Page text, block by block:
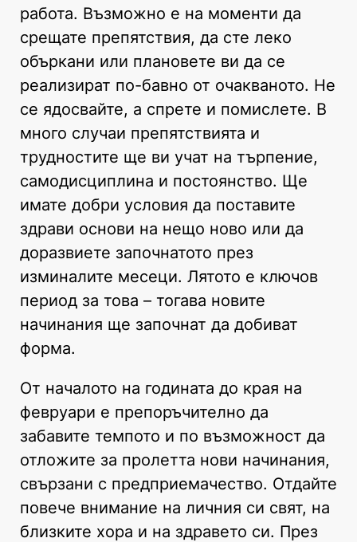
работа. Възможно е на моменти да
срещате препятствия, да сте леко
объркани или плановете ви да се
реализират по-бавно от очакваното. Не
се ядосвайте, а спрете и помислете. В
много случаи препятствията и
трудностите ще ви учат на търпение,
самодисциплина и постоянство. Ще
имате добри условия да поставите
здрави основи на нещо ново или да
доразвиете започнатото през
изминалите месеци. Лятото е ключов
период за това – тогава новите
начинания ще започнат да добиват
форма.
От началото на годината до края на
февруари е препоръчително да
забавите темпото и по възможност да
отложите за пролетта нови начинания,
свързани с предприемачество. Отдайте
повече внимание на личния си свят, на
близките хора и на здравето си. През